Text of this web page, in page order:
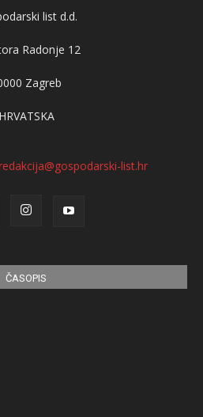
list d.d.
Radonje 12
Zagreb
HRVATSKA
list.hr
ČASOPIS